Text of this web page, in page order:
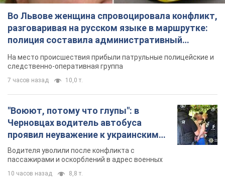
Во Львове женщина спровоцировала конфликт,
разговаривая на русском языке в маршрутке:
полиция составила административный
протокол. Видео
На место происшествия прибыли патрульные полицейские и
следственно-оперативная группа
7 часов назад 10,0 т.
"Воюют, потому что глупы": в
Черновцах водитель автобуса
проявил неуважение к украинским
военным и поплатился за это.
Видео
Водителя уволили после конфликта с
пассажирами и оскорблений в адрес военных
10 часов назад 8,8 т.